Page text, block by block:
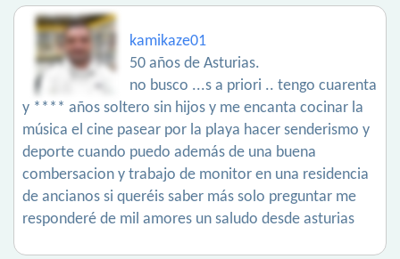
kamikaze01
50 años de Asturias.
no busco ...s a priori .. tengo cuarenta
y **** años soltero sin hijos y me encanta cocinar la
música el cine pasear por la playa hacer senderismo y
deporte cuando puedo además de una buena
combersacion y trabajo de monitor en una residencia
de ancianos si queréis saber más solo preguntar me
responderé de mil amores un saludo desde asturias